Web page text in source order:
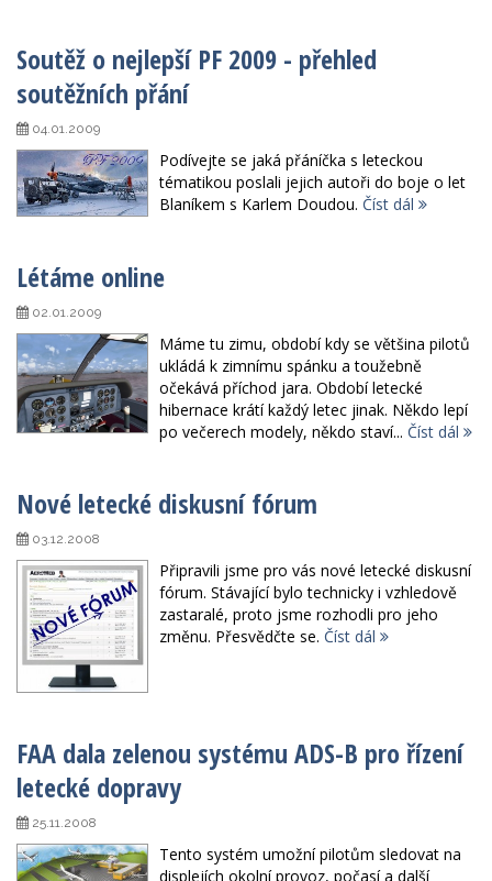
Soutěž o nejlepší PF 2009 - přehled
soutěžních přání
04.01.2009
Podívejte se jaká přáníčka s leteckou
tématikou poslali jejich autoři do boje o let
Blaníkem s Karlem Doudou. Číst dál
Létáme online
02.01.2009
Máme tu zimu, období kdy se většina pilotů
ukládá k zimnímu spánku a toužebně
očekává příchod jara. Období letecké
hibernace krátí každý letec jinak. Někdo lepí
po večerech modely, někdo staví... Číst dál
Nové letecké diskusní fórum
03.12.2008
Připravili jsme pro vás nové letecké diskusní
fórum. Stávající bylo technicky i vzhledově
zastaralé, proto jsme rozhodli pro jeho
změnu. Přesvědčte se. Číst dál
FAA dala zelenou systému ADS-B pro řízení
letecké dopravy
25.11.2008
Tento systém umožní pilotům sledovat na
displejích okolní provoz, počasí a další